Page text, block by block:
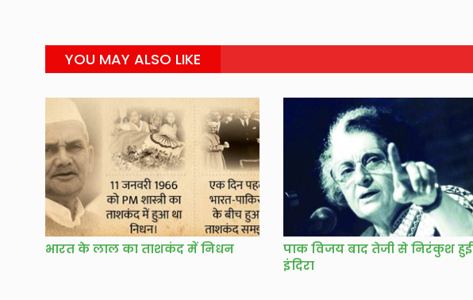
YOU MAY ALSO LIKE
भारत के लाल का ताशकंद में निधन
पाक विजय बाद तेजी से निरंकुश हुई
इंदिरा